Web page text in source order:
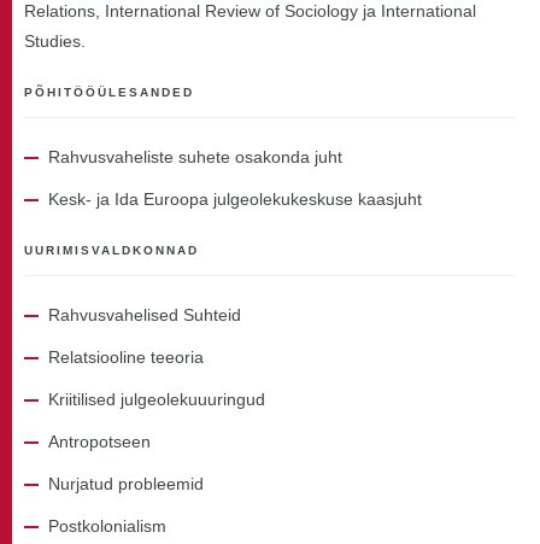
Relations, International Review of Sociology ja International
Studies.
PÕHITÖÖÜLESANDED
Rahvusvaheliste suhete osakonda juht
Kesk- ja Ida Euroopa julgeolekukeskuse kaasjuht
UURIMISVALDKONNAD
Rahvusvahelised Suhteid
Relatsiooline teeoria
Kriitilised julgeolekuuuringud
Antropotseen
Nurjatud probleemid
Postkolonialism